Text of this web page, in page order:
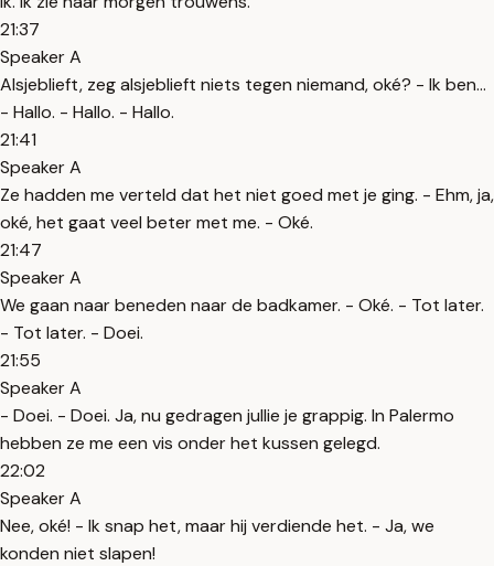
21:37
Speaker A
Alsjeblieft, zeg alsjeblieft niets tegen niemand, oké? - Ik ben...
- Hallo. - Hallo. - Hallo.
21:41
Speaker A
Ze hadden me verteld dat het niet goed met je ging. - Ehm, ja,
oké, het gaat veel beter met me. - Oké.
21:47
Speaker A
We gaan naar beneden naar de badkamer. - Oké. - Tot later.
- Tot later. - Doei.
21:55
Speaker A
- Doei. - Doei. Ja, nu gedragen jullie je grappig. In Palermo
hebben ze me een vis onder het kussen gelegd.
22:02
Speaker A
Nee, oké! - Ik snap het, maar hij verdiende het. - Ja, we
konden niet slapen!